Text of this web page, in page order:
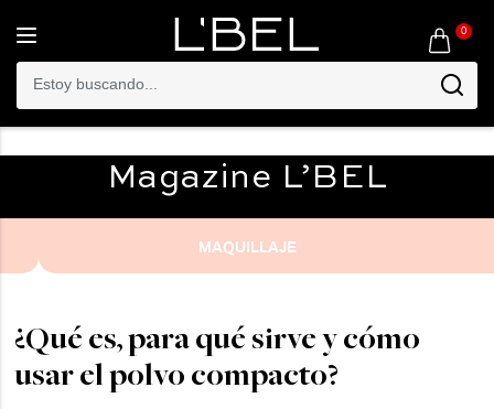
0
Magazine L’BEL
MAQUILLAJE
¿Qué es, para qué sirve y cómo
usar el polvo compacto?